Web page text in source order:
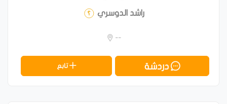
راشد الدوسري
--
دردشة تابع